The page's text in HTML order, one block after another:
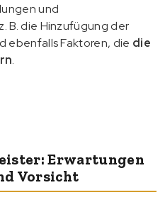
und
B. die Hinzufügung der
ebenfalls Faktoren, die die
.
Erwartungen
Vorsicht